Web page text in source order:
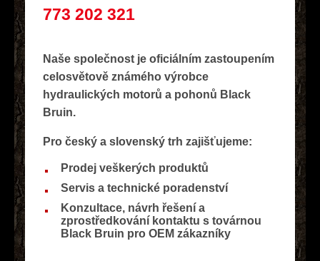
773 202 321
Naše společnost je oficiálním zastoupením
celosvětově známého výrobce
hydraulických motorů a pohonů Black
Bruin.
Pro český a slovenský trh zajišťujeme:
Prodej veškerých produktů
Servis a technické poradenství
Konzultace, návrh řešení a
zprostředkování kontaktu s továrnou
Black Bruin pro OEM zákazníky